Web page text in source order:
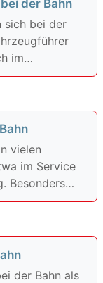
der Bahn
sich bei der
im
Zugbegleiter
vielen
im Service
Besonders
im
der Bahn als